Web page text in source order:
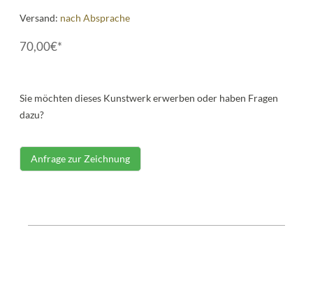
Versand: nach Absprache
70,00€*
Sie möchten dieses Kunstwerk erwerben oder haben Fragen
dazu?
Anfrage zur Zeichnung